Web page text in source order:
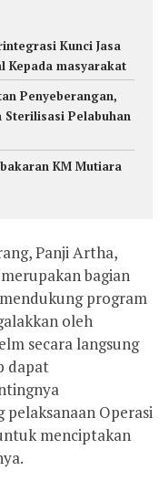
Kunci Jasa
Kepada masyarakat
Penyeberangan,
Sterilisasi Pelabuhan
KM Mutiara
Panji Artha,
bagian
program
oleh
secara langsung
dapat
pelaksanaan Operasi
menciptakan